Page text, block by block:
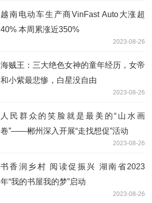
越南电动车生产商VinFast Auto大涨超
40% 本周累涨近350%
2023-08-26
海贼王：三大绝色女神的童年经历，女帝
和小紫最悲惨，白星没自由
2023-08-26
人民群众的笑脸就是最美的“山水画
卷”——郴州深入开展“走找想促”活动
2023-08-26
书香润乡村 阅读促振兴 湖南省2023
年“我的书屋我的梦”启动
2023-08-26